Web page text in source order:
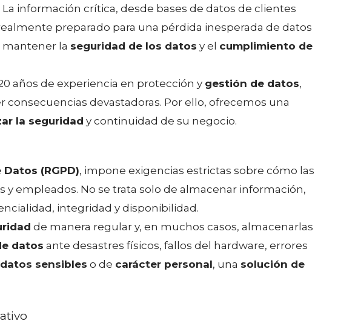
información crítica, desde bases de datos de clientes
preparado para una pérdida inesperada de datos
mantener la seguridad de los datos y el cumplimiento de
años de experiencia en protección y gestión de datos,
devastadoras. Por ello, ofrecemos una
la seguridad y continuidad de su negocio.
(RGPD), impone exigencias estrictas sobre cómo las
y empleados. No se trata solo de almacenar información,
integridad y disponibilidad.
de manera regular y, en muchos casos, almacenarlas
datos ante desastres físicos, fallos del hardware, errores
datos sensibles o de carácter personal, una solución de